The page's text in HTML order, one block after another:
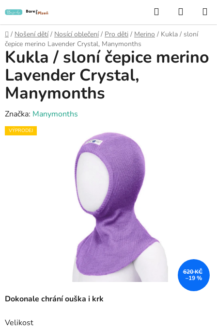
na
obsah
Hledat
KOŠÍK
Domů
/ Nošení dětí / Nosící oblečení / Pro děti / Merino / Kukla / sloní
čepice merino Lavender Crystal, Manymonths
Dokonale chrání ouška i krk
Velikost
Kukla / sloní čepice merino
Lavender Crystal,
Manymonths
Značka: Manymonths
VÝPRODEJ
620 KČ
–19 %